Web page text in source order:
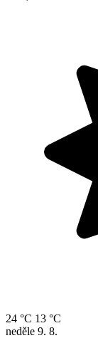
24 °C 13 °C
neděle 9. 8.